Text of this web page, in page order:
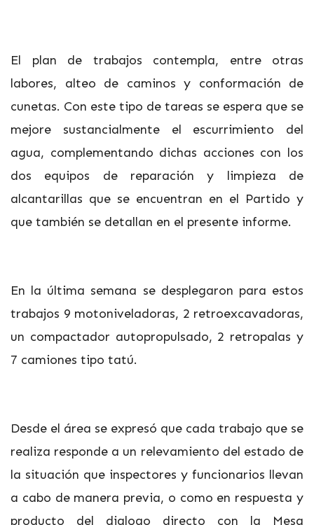
El plan de trabajos contempla, entre otras
labores, alteo de caminos y conformación de
cunetas. Con este tipo de tareas se espera que se
mejore sustancialmente el escurrimiento del
agua, complementando dichas acciones con los
dos equipos de reparación y limpieza de
alcantarillas que se encuentran en el Partido y
que también se detallan en el presente informe.
En la última semana se desplegaron para estos
trabajos 9 motoniveladoras, 2 retroexcavadoras,
un compactador autopropulsado, 2 retropalas y
7 camiones tipo tatú.
Desde el área se expresó que cada trabajo que se
realiza responde a un relevamiento del estado de
la situación que inspectores y funcionarios llevan
a cabo de manera previa, o como en respuesta y
producto del dialogo directo con la Mesa